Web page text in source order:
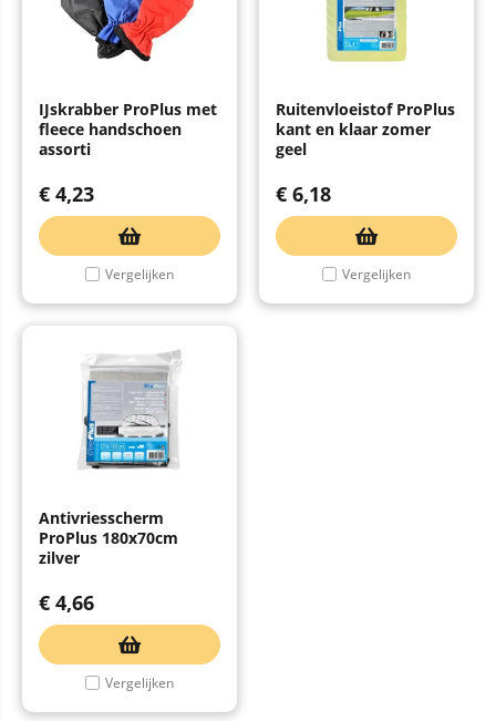
IJskrabber ProPlus met
fleece handschoen
assorti
€ 4,23
Vergelijken
Ruitenvloeistof ProPlus
kant en klaar zomer
geel
€ 6,18
Vergelijken
Antivriesscherm
ProPlus 180x70cm
zilver
€ 4,66
Vergelijken